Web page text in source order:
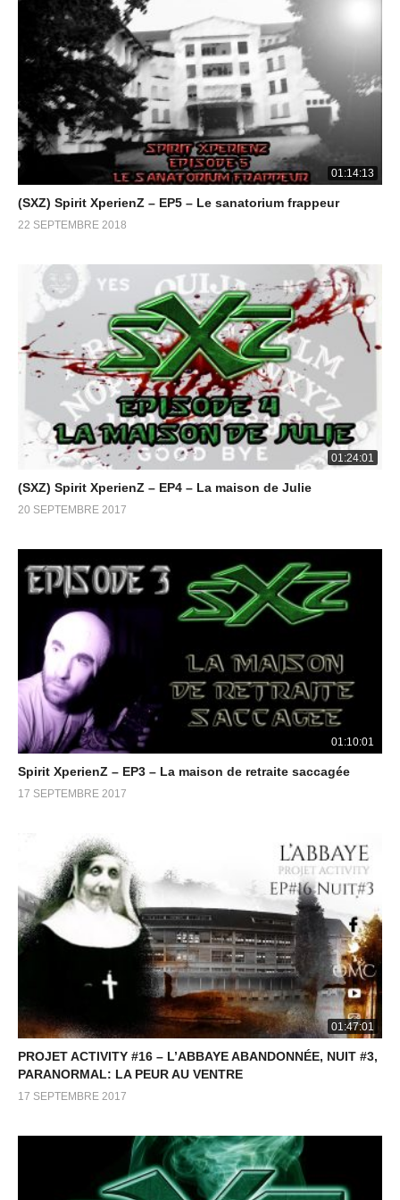
01:14:13
(SXZ) Spirit XperienZ – EP5 – Le sanatorium frappeur
22 SEPTEMBRE 2018
01:24:01
(SXZ) Spirit XperienZ – EP4 – La maison de Julie
20 SEPTEMBRE 2017
01:10:01
Spirit XperienZ – EP3 – La maison de retraite saccagée
17 SEPTEMBRE 2017
01:47:01
PROJET ACTIVITY #16 – L’ABBAYE ABANDONNÉE, NUIT #3,
PARANORMAL: LA PEUR AU VENTRE
17 SEPTEMBRE 2017